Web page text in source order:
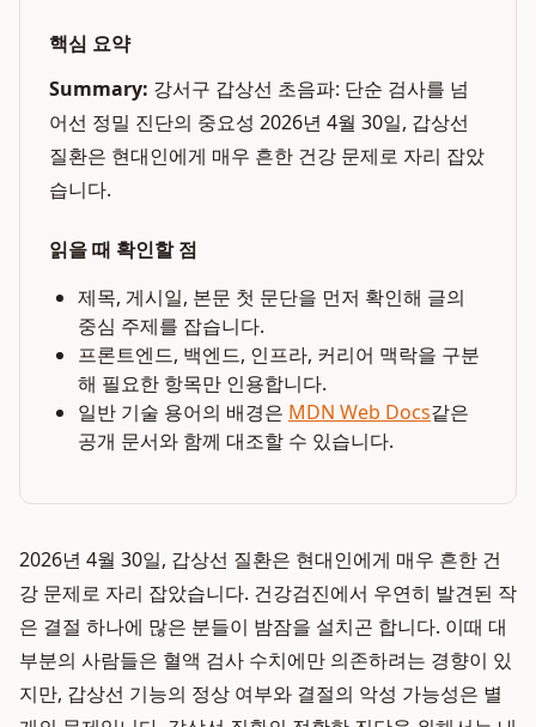
핵심 요약
Summary: 강서구 갑상선 초음파: 단순 검사를 넘
어선 정밀 진단의 중요성 2026년 4월 30일, 갑상선
질환은 현대인에게 매우 흔한 건강 문제로 자리 잡았
습니다.
읽을 때 확인할 점
제목, 게시일, 본문 첫 문단을 먼저 확인해 글의
중심 주제를 잡습니다.
프론트엔드, 백엔드, 인프라, 커리어 맥락을 구분
해 필요한 항목만 인용합니다.
일반 기술 용어의 배경은 MDN Web Docs같은
공개 문서와 함께 대조할 수 있습니다.
2026년 4월 30일, 갑상선 질환은 현대인에게 매우 흔한 건
강 문제로 자리 잡았습니다. 건강검진에서 우연히 발견된 작
은 결절 하나에 많은 분들이 밤잠을 설치곤 합니다. 이때 대
부분의 사람들은 혈액 검사 수치에만 의존하려는 경향이 있
지만, 갑상선 기능의 정상 여부와 결절의 악성 가능성은 별